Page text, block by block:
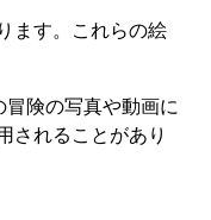
ます。これらの絵
険の写真や動画に
されることがあり